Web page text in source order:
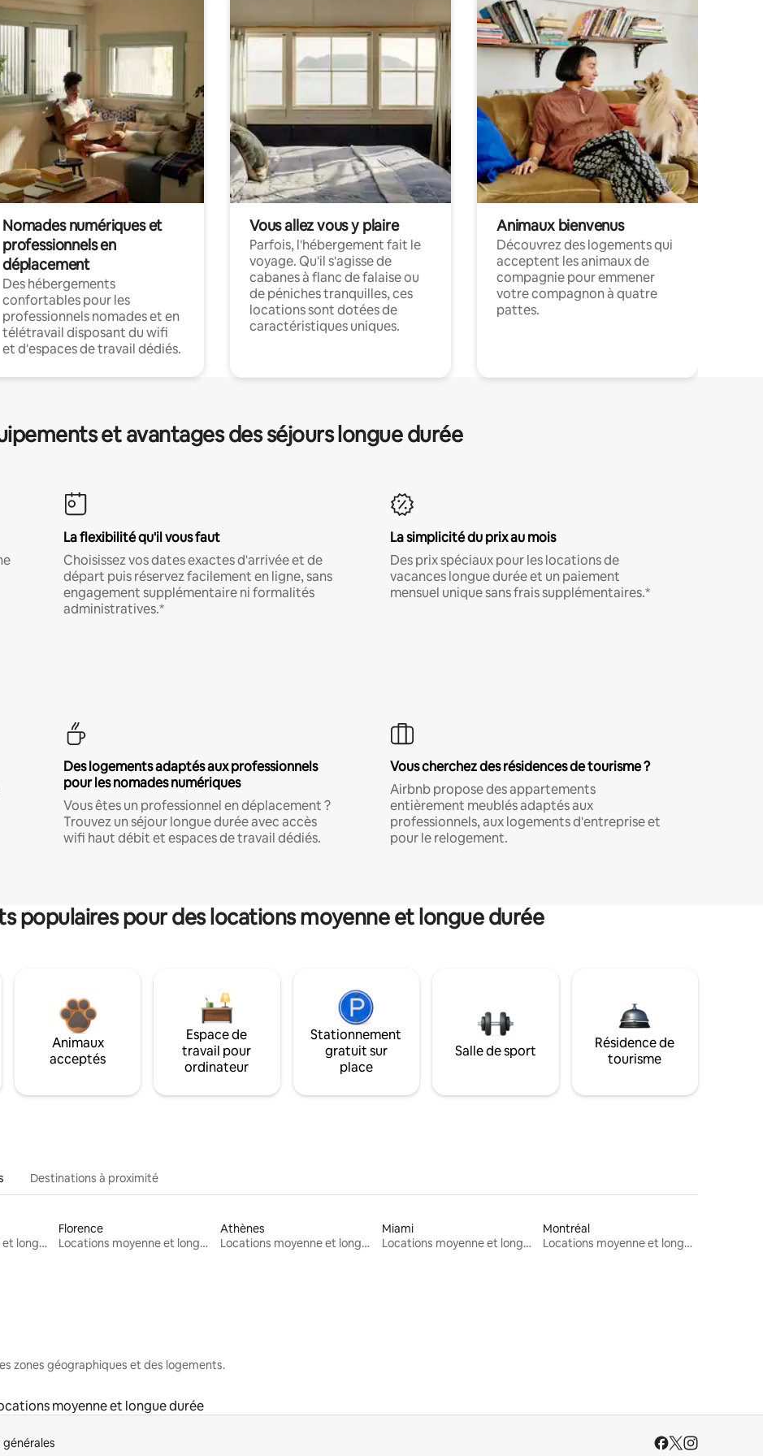
Nomades numériques et
professionnels en
déplacement
Des hébergements
confortables pour les
professionnels nomades et en
télétravail disposant du wifi
et d'espaces de travail dédiés.
Vous allez vous y plaire
Parfois, l'hébergement fait le
voyage. Qu'il s'agisse de
cabanes à flanc de falaise ou
de péniches tranquilles, ces
locations sont dotées de
caractéristiques uniques.
Animaux bienvenus
Découvrez des logements qui
acceptent les animaux de
compagnie pour emmener
votre compagnon à quatre
pattes.
et avantages des séjours longue durée
La flexibilité qu'il vous faut
Choisissez vos dates exactes d'arrivée et de
départ puis réservez facilement en ligne, sans
engagement supplémentaire ni formalités
administratives.*
La simplicité du prix au mois
Des prix spéciaux pour les locations de
vacances longue durée et un paiement
mensuel unique sans frais supplémentaires.*
Des logements adaptés aux professionnels
pour les nomades numériques
Vous êtes un professionnel en déplacement ?
Trouvez un séjour longue durée avec accès
wifi haut débit et espaces de travail dédiés.
Vous cherchez des résidences de tourisme ?
Airbnb propose des appartements
entièrement meublés adaptés aux
professionnels, aux logements d'entreprise et
pour le relogement.
populaires pour des locations moyenne et longue durée
Animaux
acceptés
Espace de
travail pour
ordinateur
Stationnement
gratuit sur
place
Salle de sport
Résidence de
tourisme
Destinations à proximité
Locations moyenne et longue durée
Florence
Locations moyenne et longue durée
Athènes
Locations moyenne et longue durée
Miami
Locations moyenne et longue durée
Montréal
Locations moyenne et longue durée
zones géographiques et des logements.
moyenne et longue durée